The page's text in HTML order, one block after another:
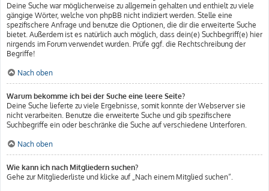
Deine Suche war möglicherweise zu allgemein gehalten und enthielt zu viele
gängige Wörter, welche von phpBB nicht indiziert werden. Stelle eine
spezifischere Anfrage und benutze die Optionen, die dir die erweiterte Suche
bietet. Außerdem ist es natürlich auch möglich, dass dein(e) Suchbegriff(e) hier
nirgends im Forum verwendet wurden. Prüfe ggf. die Rechtschreibung der
Begriffe!
Nach oben
Warum bekomme ich bei der Suche eine leere Seite?
Deine Suche lieferte zu viele Ergebnisse, somit konnte der Webserver sie
nicht verarbeiten. Benutze die erweiterte Suche und gib spezifischere
Suchbegriffe ein oder beschränke die Suche auf verschiedene Unterforen.
Nach oben
Wie kann ich nach Mitgliedern suchen?
Gehe zur Mitgliederliste und klicke auf „Nach einem Mitglied suchen“.